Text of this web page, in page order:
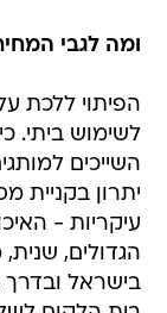
ומה לגבי
הפיתוי ללכת
לשימוש ביתי.
השייכים
יתרון בקניית
עיקריות -
הגדולים, שנית,
בישראל ובדרך